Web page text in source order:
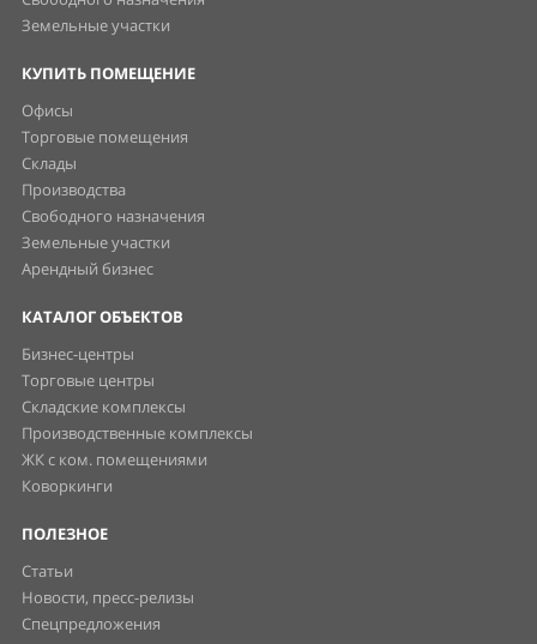
Земельные участки
КУПИТЬ ПОМЕЩЕНИЕ
Офисы
Торговые помещения
Склады
Производства
Свободного назначения
Земельные участки
Арендный бизнес
КАТАЛОГ ОБЪЕКТОВ
Бизнес-центры
Торговые центры
Складские комплексы
Производственные комплексы
ЖК с ком. помещениями
Коворкинги
ПОЛЕЗНОЕ
Статьи
Новости, пресс-релизы
Спецпредложения